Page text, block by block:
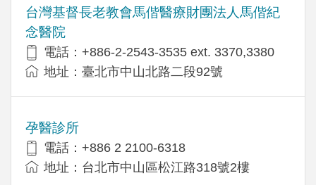
台灣基督長老教會馬偕醫療財團法人馬偕紀
念醫院
電話：+886-2-2543-3535 ext. 3370,3380
地址：臺北市中山北路二段92號
孕醫診所
電話：+886 2 2100-6318
地址：台北市中山區松江路318號2樓